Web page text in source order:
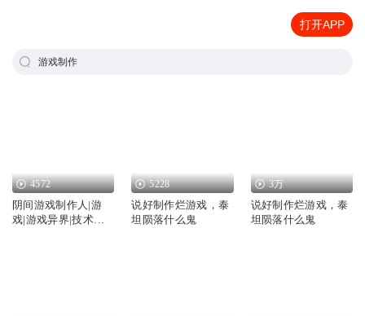
打开APP
游戏制作
4572
阴间游戏制作人|游
戏|游戏异界|技术
5228
说好制作烂游戏，泰
坦陨落什么鬼
3万
说好制作烂游戏，泰
坦陨落什么鬼